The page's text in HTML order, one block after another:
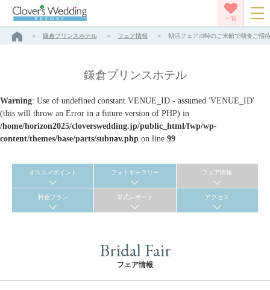
一覧
鎌倉プリンスホテル フェア情報 朝活フェア♪9時のご来館で朝食ご招
鎌倉プリンスホテル
Warning: Use of undefined constant VENUE_ID - assumed 'VENUE_ID'
(this will throw an Error in a future version of PHP) in
/home/horizon2025/cloverswedding.jp/public_html/fwp/wp-
content/themes/base/parts/subnav.php on line 99
オススメポイント フォトギャラリー フェア情報
料金プラン 挙式レポート アクセス
Bridal Fair
フェア情報